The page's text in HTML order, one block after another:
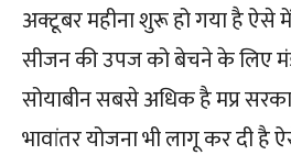
अक्टूबर महीना शुरू हो गया है ऐसे
सीजन की उपज को बेचने के लिए
सोयाबीन सबसे अधिक है मप्र
भावांतर योजना भी लागू कर दी है